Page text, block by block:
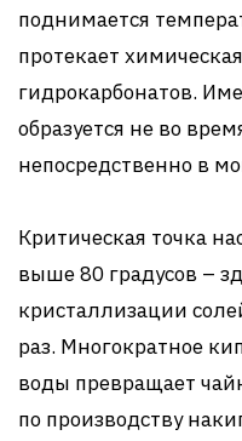
поднимается
протекает
гидрокарбонатов.
образуется не во
непосредственно в
Критическая точка
выше 80 градусов –
кристаллизации
раз. Многократное
воды превращает
по производству